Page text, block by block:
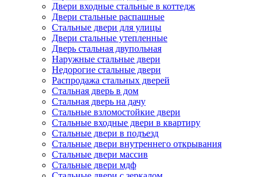
Двери входные стальные в коттедж
Двери стальные распашные
Стальные двери для улицы
Двери стальные утепленные
Дверь стальная двупольная
Наружные стальные двери
Недорогие стальные двери
Распродажа стальных дверей
Стальная дверь в дом
Стальная дверь на дачу
Стальные взломостойкие двери
Стальные входные двери в квартиру
Стальные двери в подъезд
Стальные двери внутреннего открывания
Стальные двери массив
Стальные двери мдф